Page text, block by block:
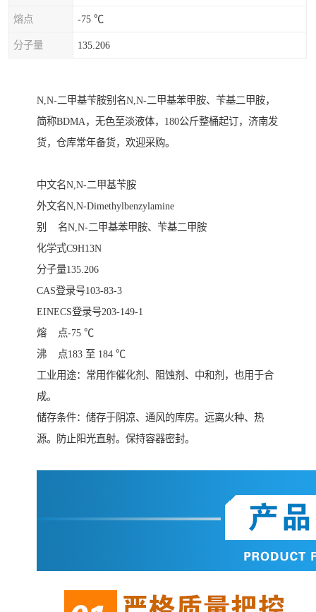
熔点 -75 ℃
分子量 135.206
N,N-二甲基苄胺别名N,N-二甲基苯甲胺、苄基二甲胺，
简称BDMA，无色至淡液体，180公斤整桶起订，济南发
货，仓库常年备货，欢迎采购。
中文名N,N-二甲基苄胺
外文名N,N-Dimethylbenzylamine
别 名N,N-二甲基苯甲胺、苄基二甲胺
化学式C9H13N
分子量135.206
CAS登录号103-83-3
EINECS登录号203-149-1
熔 点-75 ℃
沸 点183 至 184 ℃
工业用途：常用作催化剂、阻蚀剂、中和剂，也用于合
成。
储存条件：储存于阴凉、通风的库房。远离火种、热
源。防止阳光直射。保持容器密封。